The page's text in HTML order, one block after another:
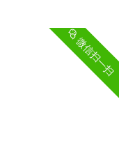
微信扫一扫